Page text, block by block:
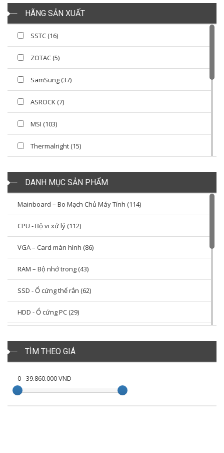
HÃNG SẢN XUẤT
SSTC (16)
ZOTAC (5)
SamSung (37)
ASROCK (7)
MSI (103)
Thermalright (15)
Gskill (33)
CoolerMaster (100)
Kingmax (57)
Plextor (4)
Patriot (1)
Kingston (63)
DANH MỤC SẢN PHẨM
Mainboard – Bo Mạch Chủ Máy Tính (114)
CPU - Bộ vi xử lý (112)
VGA – Card màn hình (86)
RAM – Bộ nhớ trong (43)
SSD - Ổ cứng thể rắn (62)
HDD - Ổ cứng PC (29)
PSU – Nguồn máy tính (33)
Cooling – Tản nhiệt PC (35)
TÌM THEO GIÁ
0-39.860.000VND